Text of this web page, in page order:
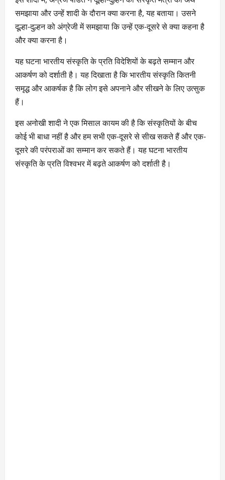
समझाया और उन्हें शादी के दौरान क्या करना है, यह बताया। उसने
दूल्हा-दुल्हन को अंग्रेजी में समझाया कि उन्हें एक-दूसरे से क्या कहना है
और क्या करना है।
यह घटना भारतीय संस्कृति के प्रति विदेशियों के बढ़ते सम्मान और
आकर्षण को दर्शाती है। यह दिखाता है कि भारतीय संस्कृति कितनी
समृद्ध और आकर्षक है कि लोग इसे अपनाने और सीखने के लिए उत्सुक
हैं।
इस अनोखी शादी ने एक मिसाल कायम की है कि संस्कृतियों के बीच
कोई भी बाधा नहीं है और हम सभी एक-दूसरे से सीख सकते हैं और एक-
दूसरे की परंपराओं का सम्मान कर सकते हैं। यह घटना भारतीय
संस्कृति के प्रति विश्वभर में बढ़ते आकर्षण को दर्शाती है।